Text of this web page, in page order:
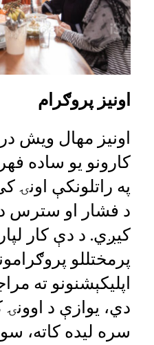
اونیز پروګرام
اونیز مهال ویش
کارونو یو ساده
په راتلونکې اونۍ
د فشار او سترس
کیږي. د دې کار
پرمختللو
اپليکېشنونو ته
دي، يوازې د اوونۍ
سره ليده کاته،